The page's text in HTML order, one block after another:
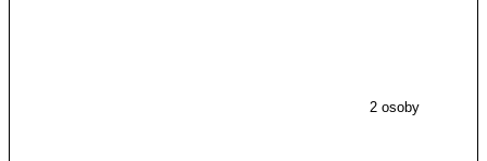
2 osoby